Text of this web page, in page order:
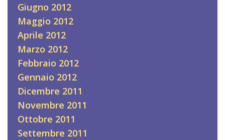
Giugno 2012
Maggio 2012
Aprile 2012
Marzo 2012
Febbraio 2012
Gennaio 2012
Dicembre 2011
Novembre 2011
Ottobre 2011
Settembre 2011